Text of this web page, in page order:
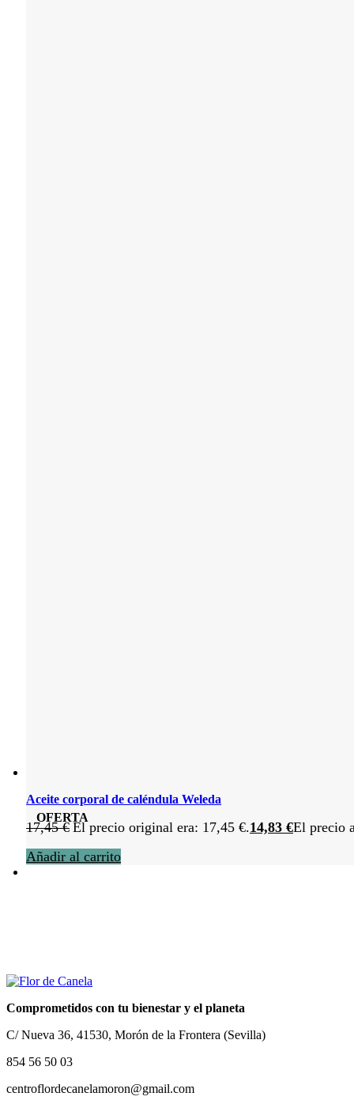
OFERTA
Aceite corporal de caléndula Weleda
17,45€ El precio original era: 17,45 €.14,83 €El precio
Añadir al carrito
Comprometidos con tu bienestar y el planeta
C/ Nueva 36, 41530, Morón de la Frontera (Sevilla)
854 56 50 03
centroflordecanelamoron@gmail.com